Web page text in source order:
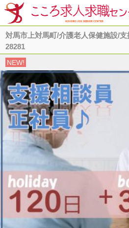
対馬市上対馬町/介護老人保健施設/
28281
NEW!